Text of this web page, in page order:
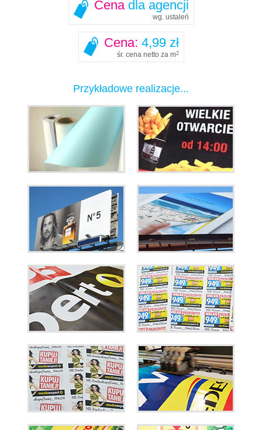
Cena dla agencji
wg. ustaleń
Cena: 4,99 zł
śr. cena netto za m2
Przykładowe realizacje...